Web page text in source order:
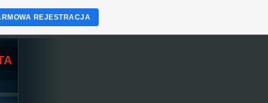
REJESTRACJA